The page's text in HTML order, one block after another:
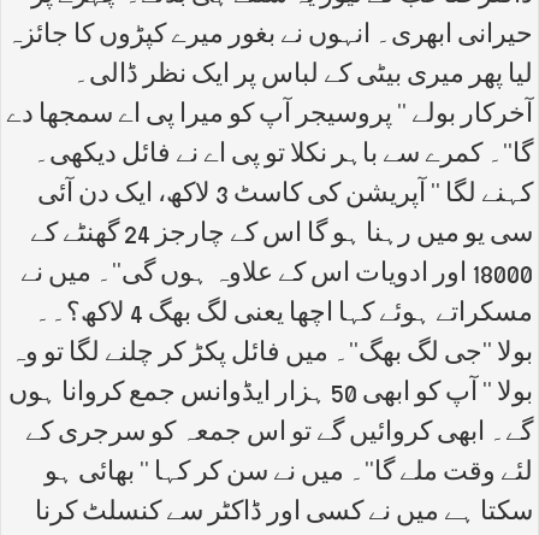
حیرانی ابھری۔ انہوں نے بغور میرے کپڑوں کا جائزہ
لیا پھر میری بیٹی کے لباس پر ایک نظر ڈالی۔
آخرکار بولے '' پروسیجر آپ کو میرا پی اے سمجھا دے
گا''۔ کمرے سے باہر نکلا تو پی اے نے فائل دیکھی۔
کہنے لگا '' آپریشن کی کاسٹ 3 لاکھ، ایک دن آئی
سی یو میں رہنا ہو گا اس کے چارجز 24 گھنٹے کے
18000 اور ادویات اس کے علاوہ ہوں گی''۔ میں نے
مسکراتے ہوئے کہا اچھا یعنی لگ بھگ 4 لاکھ؟۔۔
بولا ''جی لگ بھگ''۔ میں فائل پکڑ کر چلنے لگا تو وہ
بولا '' آپ کو ابھی 50 ہزار ایڈوانس جمع کروانا ہوں
گے۔ ابھی کروائیں گے تو اس جمعہ کو سرجری کے
لئے وقت ملے گا''۔ میں نے سن کر کہا '' بھائی ہو
سکتا ہے میں نے کسی اور ڈاکٹر سے کنسلٹ کرنا